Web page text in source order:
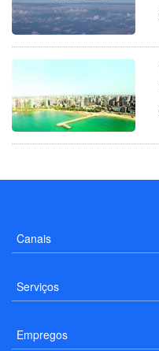
Canais
Serviços
Empregos